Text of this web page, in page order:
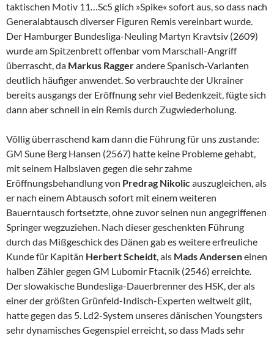
taktischen Motiv 11…Sc5 glich »Spike« sofort aus, so dass nach
Generalabtausch diverser Figuren Remis vereinbart wurde.
Der Hamburger Bundesliga-Neuling Martyn Kravtsiv (2609)
wurde am Spitzenbrett offenbar vom Marschall-Angriff
überrascht, da Markus Raggerandere Spanisch-Varianten
deutlich häufiger anwendet. So verbrauchte der Ukrainer
bereits ausgangs der Eröffnung sehr viel Bedenkzeit, fügte sich
dann aber schnell in ein Remis durch Zugwiederholung.
Völlig überraschend kam dann die Führung für uns zustande:
GM Sune Berg Hansen (2567) hatte keine Probleme gehabt,
mit seinem Halbslaven gegen die sehr zahme
Eröffnungsbehandlung von Predrag Nikolicauszugleichen, als
er nach einem Abtausch sofort mit einem weiteren
Bauerntausch fortsetzte, ohne zuvor seinen nun angegriffenen
Springer wegzuziehen. Nach dieser geschenkten Führung
durch das Mißgeschick des Dänen gab es weitere erfreuliche
Kunde für Kapitän Herbert Scheidt, als Mads Anderseneinen
halben Zähler gegen GM Lubomir Ftacnik (2546) erreichte.
Der slowakische Bundesliga-Dauerbrenner des HSK, der als
einer der größten Grünfeld-Indisch-Experten weltweit gilt,
hatte gegen das 5. Ld2-System unseres dänischen Youngsters
sehr dynamisches Gegenspiel erreicht, so dass Mads sehr